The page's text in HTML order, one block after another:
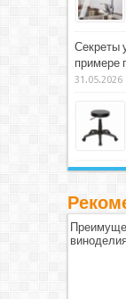
Секреты
примере
31.05.2026